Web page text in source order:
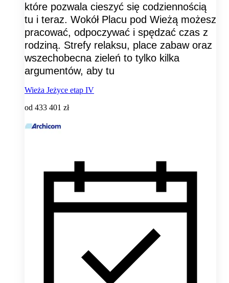
które pozwala cieszyć się codziennością
tu i teraz. Wokół Placu pod Wieżą możesz
pracować, odpoczywać i spędzać czas z
rodziną. Strefy relaksu, place zabaw oraz
wszechobecna zieleń to tylko kilka
argumentów, aby tu
Wieża Jeżyce etap IV
od 433 401 zł